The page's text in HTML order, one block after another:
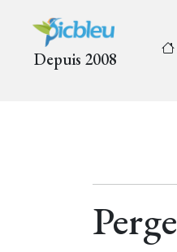
Depuis 2008
Perge